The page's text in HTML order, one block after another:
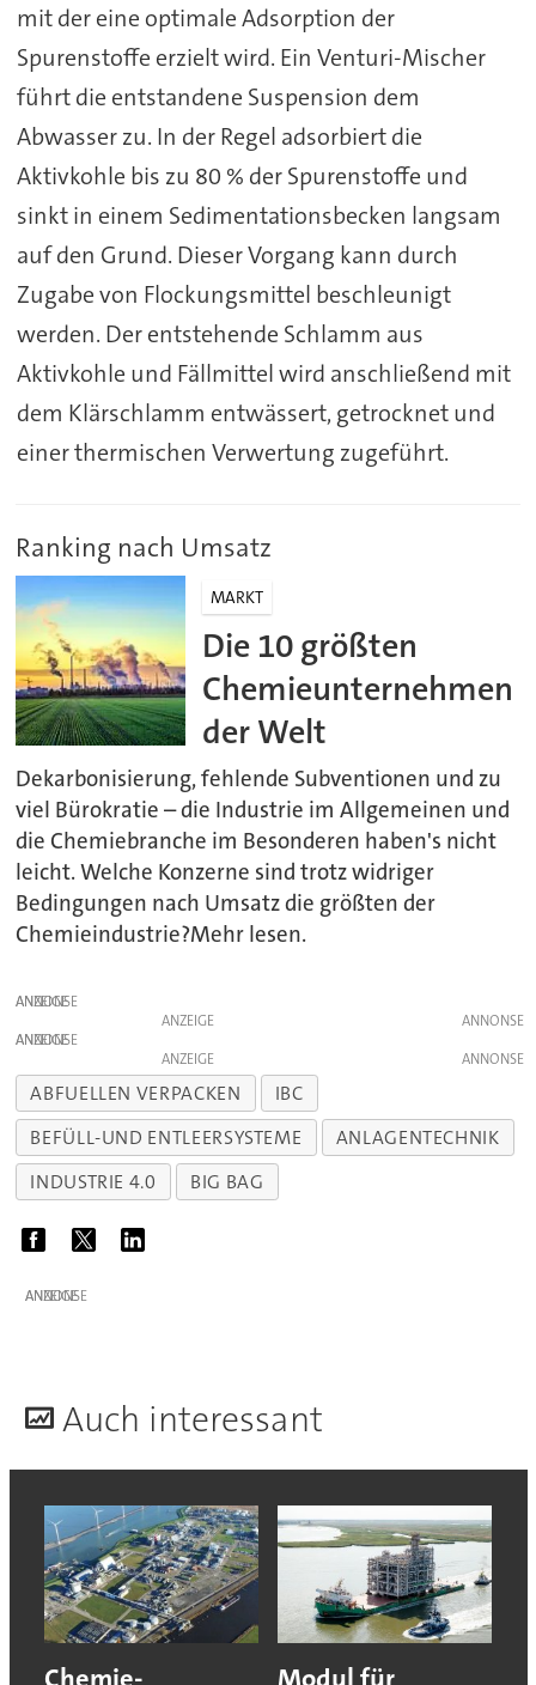
mit der eine optimale Adsorption der
Spurenstoffe erzielt wird. Ein Venturi-Mischer
führt die entstandene Suspension dem
Abwasser zu. In der Regel adsorbiert die
Aktivkohle bis zu 80 % der Spurenstoffe und
sinkt in einem Sedimentationsbecken langsam
auf den Grund. Dieser Vorgang kann durch
Zugabe von Flockungsmittel beschleunigt
werden. Der entstehende Schlamm aus
Aktivkohle und Fällmittel wird anschließend mit
dem Klärschlamm entwässert, getrocknet und
einer thermischen Verwertung zugeführt.
Ranking nach Umsatz
MARKT
Die 10 größten
Chemieunternehmen
der Welt
Dekarbonisierung, fehlende Subventionen und zu
viel Bürokratie – die Industrie im Allgemeinen und
die Chemiebranche im Besonderen haben's nicht
leicht. Welche Konzerne sind trotz widriger
Bedingungen nach Umsatz die größten der
Chemieindustrie?Mehr lesen.
ANZEIGE
ANZEIGE
ANZEIGE
ANZEIGE
ABFUELLEN VERPACKEN
IBC
BEFÜLL-UND ENTLEERSYSTEME
ANLAGENTECHNIK
INDUSTRIE 4.0
BIG BAG
ANZEIGE
Auch interessant